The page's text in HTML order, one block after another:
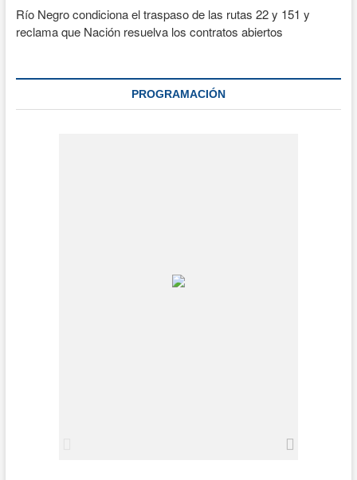
Río Negro condiciona el traspaso de las rutas 22 y 151 y
reclama que Nación resuelva los contratos abiertos
PROGRAMACIÓN